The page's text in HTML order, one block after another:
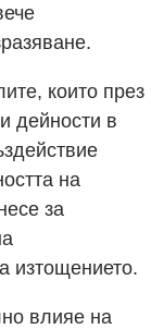
които през
дейности в
на
за
изтощението.
влияе на